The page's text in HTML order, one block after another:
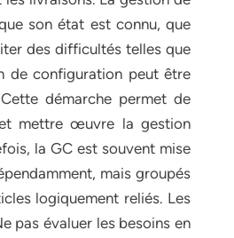
son état est connu, que
des difficultés telles que
de configuration peut être
démarche permet de
mettre œuvre la gestion
la GC est souvent mise
mais groupés
logiquement reliés. Les
pas évaluer les besoins en